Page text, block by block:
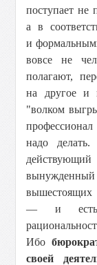
поступает
а в
и
вовсе не
полагают,
на другое и
"волком
надо
вышестоящих
— и есть
Ибо
своей